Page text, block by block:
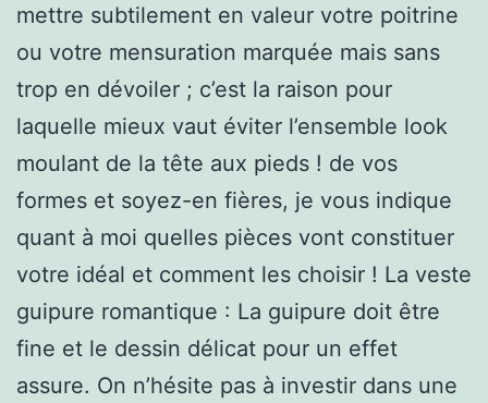
mettre subtilement en valeur votre poitrine
ou votre mensuration marquée mais sans
trop en dévoiler ; c’est la raison pour
laquelle mieux vaut éviter l’ensemble look
moulant de la tête aux pieds ! de vos
formes et soyez-en fières, je vous indique
quant à moi quelles pièces vont constituer
votre idéal et comment les choisir ! La veste
guipure romantique : La guipure doit être
fine et le dessin délicat pour un effet
assure. On n’hésite pas à investir dans une